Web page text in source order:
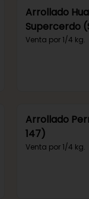
Arrollado
Supercerdo
Venta por 1/4 kg.
Arrollado
147)
Venta por 1/4 kg.